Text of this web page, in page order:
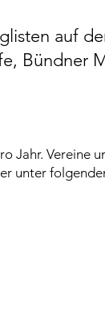
auf
Bündner
o Jahr. Vereine
unter